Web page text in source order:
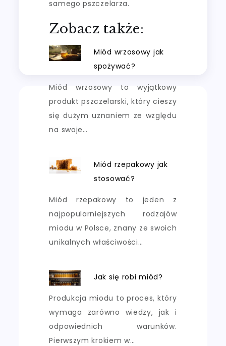
samego pszczelarza.
Zobacz także:
Miód wrzosowy jak
spożywać?
Miód wrzosowy to wyjątkowy
produkt pszczelarski, który cieszy
się dużym uznaniem ze względu
na swoje…
Miód rzepakowy jak
stosować?
Miód rzepakowy to jeden z
najpopularniejszych rodzajów
miodu w Polsce, znany ze swoich
unikalnych właściwości…
Jak się robi miód?
Produkcja miodu to proces, który
wymaga zarówno wiedzy, jak i
odpowiednich warunków.
Pierwszym krokiem w…